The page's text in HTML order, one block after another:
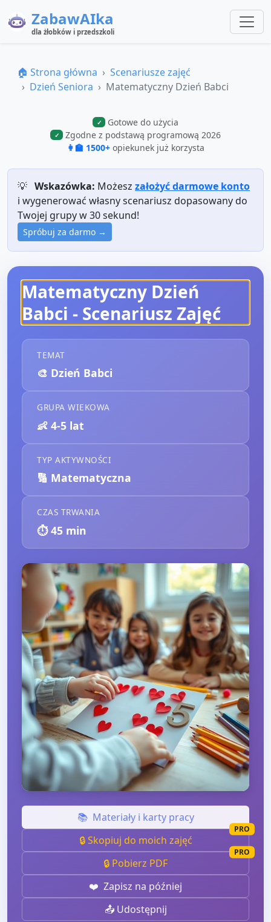
ZabawAIka
dla żłobków i przedszkoli
🏠 Strona główna
Scenariusze zajęć
Dzień Seniora
Matematyczny Dzień Babci
✓ Gotowe do użycia
✓
Zgodne z podstawą programową 2026
👩‍🏫 1500+ opiekunek już korzysta
💡 Wskazówka: Możesz założyć darmowe konto
i wygenerować własny scenariusz dopasowany do
Twojej grupy w 30 sekund!
Spróbuj za darmo →
Matematyczny Dzień
Babci - Scenariusz Zajęć
TEMAT
🎨 Dzień Babci
GRUPA WIEKOWA
👶 4-5 lat
TYP AKTYWNOŚCI
🔢 Matematyczna
CZAS TRWANIA
⏱️45 min
📚 Materiały i karty pracy
🔒 Skopiuj do moich zajęć
PRO
🔒 Pobierz PDF
PRO
❤️ Zapisz na później
📤 Udostępnij